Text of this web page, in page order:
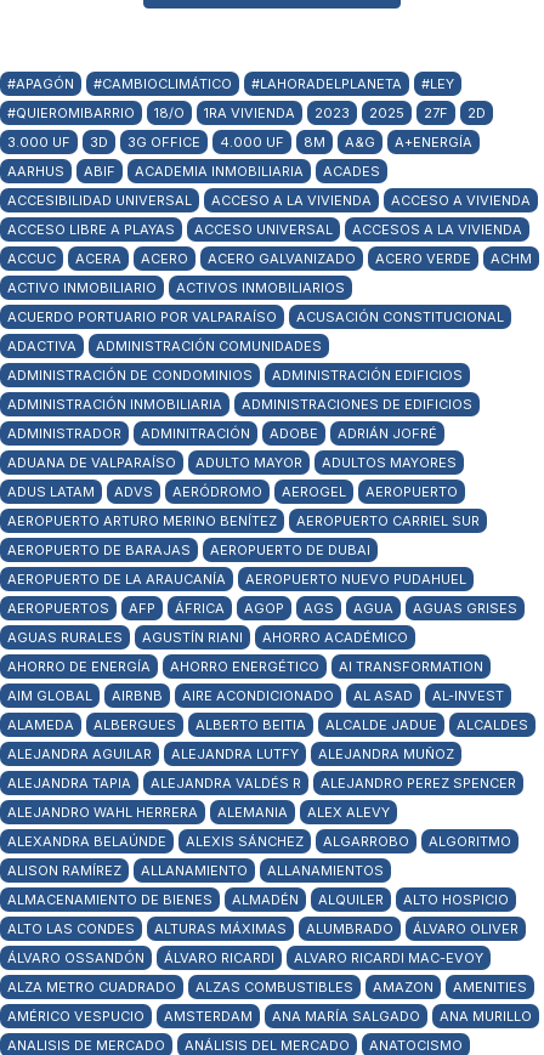
#APAGÓN #CAMBIOCLIMÁTICO #LAHORADELPLANETA
#LEY
#QUIEROMIBARRIO
18/O 1RA VIVIENDA 2023 2025 27F
2D
3.000 UF
3D 3G OFFICE 4.000 UF 8M A&G
A+ENERGÍA
AARHUS
ABIF ACADEMIA INMOBILIARIA
ACADES
ACCESIBILIDAD UNIVERSAL
ACCESO A LA VIVIENDA
ACCESO A VIVIENDA
ACCESO LIBRE A PLAYAS
ACCESO UNIVERSAL
ACCESOS A LA VIVIENDA
ACCUC
ACERA ACERO ACERO GALVANIZADO ACERO VERDE
ACHM
ACTIVO INMOBILIARIO
ACTIVOS INMOBILIARIOS
ACUERDO PORTUARIO POR VALPARAÍSO
ACUSACIÓN CONSTITUCIONAL
ADACTIVA
ADMINISTRACIÓN COMUNIDADES
ADMINISTRACIÓN DE CONDOMINIOS
ADMINISTRACIÓN EDIFICIOS
ADMINISTRACIÓN INMOBILIARIA
ADMINISTRACIONES DE EDIFICIOS
ADMINISTRADOR
ADMINITRACIÓN ADOBE
ADRIÁN JOFRÉ
ADUANA DE VALPARAÍSO
ADULTO MAYOR
ADULTOS MAYORES
ADUS LATAM
ADVS AERÓDROMO AEROGEL
AEROPUERTO
AEROPUERTO ARTURO MERINO BENÍTEZ
AEROPUERTO CARRIEL SUR
AEROPUERTO DE BARAJAS
AEROPUERTO DE DUBAI
AEROPUERTO DE LA ARAUCANÍA
AEROPUERTO NUEVO PUDAHUEL
AEROPUERTOS
AFP ÁFRICA AGOP AGS AGUA
AGUAS GRISES
AGUAS RURALES
AGUSTÍN RIANI
AHORRO ACADÉMICO
AHORRO DE ENERGÍA
AHORRO ENERGÉTICO
AI TRANSFORMATION
AIM GLOBAL
AIRBNB AIRE ACONDICIONADO AL ASAD
AL-INVEST
ALAMEDA
ALBERGUES ALBERTO BEITIA ALCALDE JADUE
ALCALDES
ALEJANDRA AGUILAR
ALEJANDRA LUTFY
ALEJANDRA MUÑOZ
ALEJANDRA TAPIA
ALEJANDRA VALDÉS R
ALEJANDRO PEREZ SPENCER
ALEJANDRO WAHL HERRERA
ALEMANIA
ALEX ALEVY
ALEXANDRA BELAÚNDE
ALEXIS SÁNCHEZ ALGARROBO
ALGORITMO
ALISON RAMÍREZ
ALLANAMIENTO
ALLANAMIENTOS
ALMACENAMIENTO DE BIENES
ALMADÉN ALQUILER
ALTO HOSPICIO
ALTO LAS CONDES
ALTURAS MÁXIMAS ALUMBRADO
ÁLVARO OLIVER
ÁLVARO OSSANDÓN
ÁLVARO RICARDI
ALVARO RICARDI MAC-EVOY
ALZA METRO CUADRADO
ALZAS COMBUSTIBLES AMAZON
AMENITIES
AMÉRICO VESPUCIO
AMSTERDAM ANA MARÍA SALGADO
ANA MURILLO
ANALISIS DE MERCADO
ANÁLISIS DEL MERCADO ANATOCISMO